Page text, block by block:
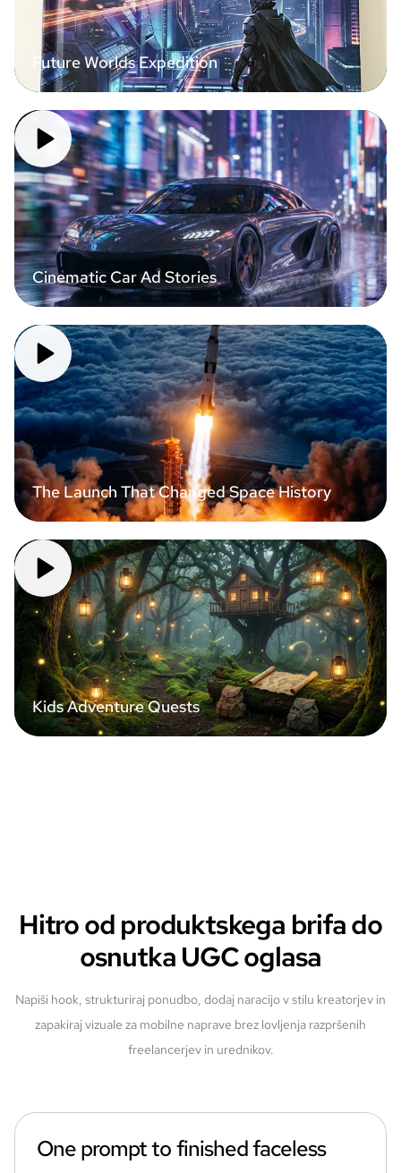
Future Worlds Expedition
Cinematic Car Ad Stories
The Launch That Changed Space History
Kids Adventure Quests
Hitro od produktskega brifa do
osnutka UGC oglasa
Napiši hook, strukturiraj ponudbo, dodaj naracijo v stilu kreatorjev in
zapakiraj vizuale za mobilne naprave brez lovljenja razpršenih
freelancerjev in urednikov.
One prompt to finished faceless